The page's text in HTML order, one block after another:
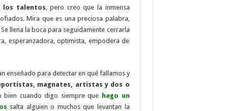
los talentos , pero creo que la inmensa
Mira que es una preciosa palabra,
llena la boca para seguidamente cerrarla
esperanzadora, optimista, empodera de
enseñado para detectar en qué fallamos y
magnates, artistas y dos o
bien cuando digo siempre que hago un
salta alguien o muchos que levantan la